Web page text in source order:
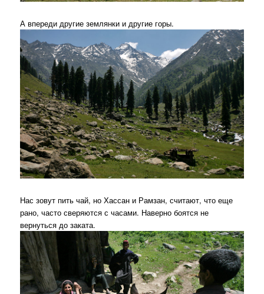
А впереди другие землянки и другие горы.
Нас зовут пить чай, но Хассан и Рамзан, считают, что еще
рано, часто сверяются с часами. Наверно боятся не
вернуться до заката.